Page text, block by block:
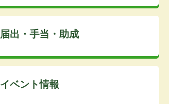
届出・手当・助成
イベント情報